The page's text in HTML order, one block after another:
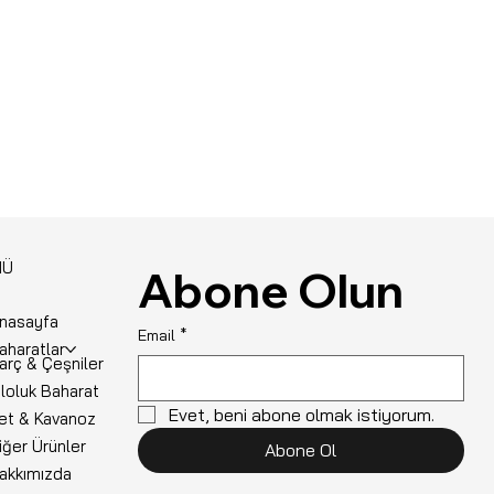
& Çeşniler
Baharat
& Kavanoz
Ürünler
Abone Olun
Email *
Evet, beni abone olmak istiyorum.
Abone Ol